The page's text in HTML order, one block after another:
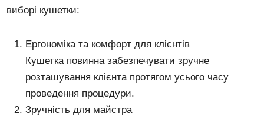
виборі кушетки:
Ергономіка та комфорт для клієнтів
Кушетка повинна забезпечувати зручне
розташування клієнта протягом усього часу
проведення процедури.
Зручність для майстра